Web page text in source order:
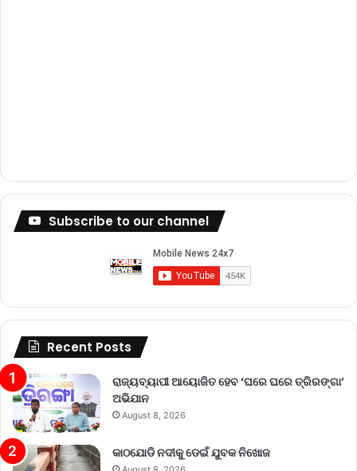
Subscribe to our channel
Recent Posts
ରାଜ୍ୟବ୍ୟାପୀ ଆୟୋଜିତ ହେବ ‘ଘରେ ଘରେ ତ୍ରିରଙ୍ଗା’
ଅଭିଯାନ
August 8, 2026
କାଠଯୋଡି ନଦୀକୁ ଡେଇଁ ଯୁବକ ନିଖୋଜ